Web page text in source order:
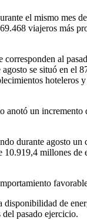
el mismo mes
viajeros más
al
se situó en el
hoteleros
anotó un
durante agosto
millones de
de
pasado ejercicio.